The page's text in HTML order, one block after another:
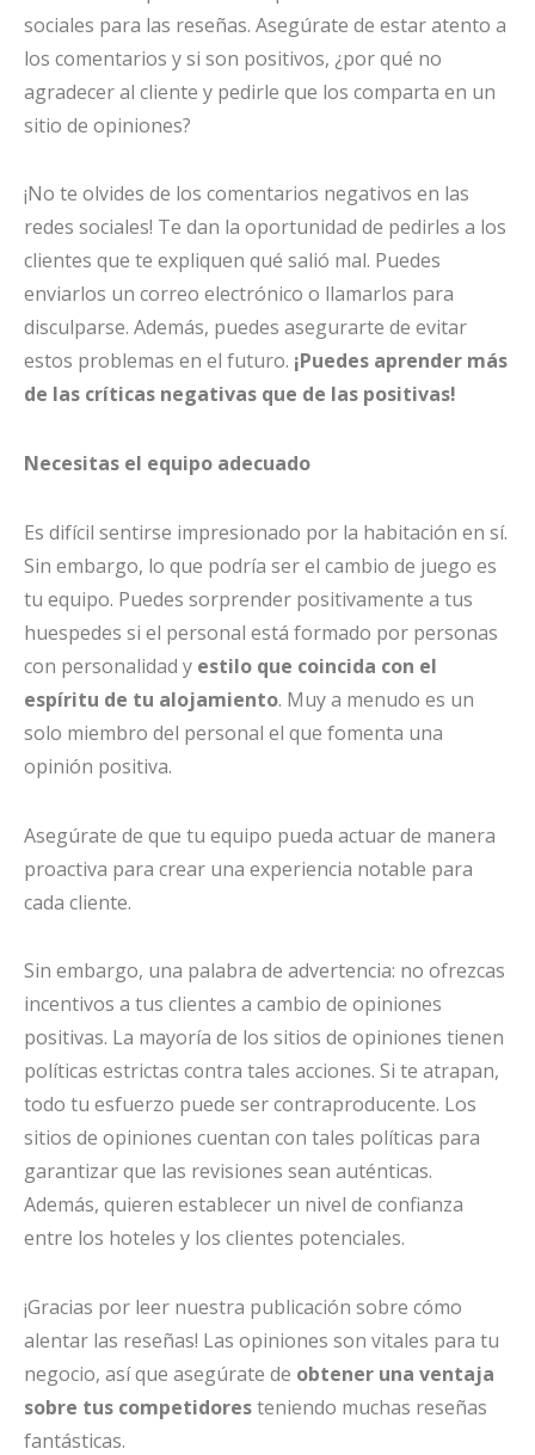
sociales para las reseñas. Asegúrate de estar atento a
los comentarios y si son positivos, ¿por qué no
agradecer al cliente y pedirle que los comparta en un
sitio de opiniones?
¡No te olvides de los comentarios negativos en las
redes sociales! Te dan la oportunidad de pedirles a los
clientes que te expliquen qué salió mal. Puedes
enviarlos un correo electrónico o llamarlos para
disculparse. Además, puedes asegurarte de evitar
estos problemas en el futuro. ¡Puedes aprender más
de las críticas negativas que de las positivas!
Necesitas el equipo adecuado
Es difícil sentirse impresionado por la habitación en sí.
Sin embargo, lo que podría ser el cambio de juego es
tu equipo. Puedes sorprender positivamente a tus
huespedes si el personal está formado por personas
con personalidad y estilo que coincida con el
espíritu de tu alojamiento. Muy a menudo es un
solo miembro del personal el que fomenta una
opinión positiva.
Asegúrate de que tu equipo pueda actuar de manera
proactiva para crear una experiencia notable para
cada cliente.
Sin embargo, una palabra de advertencia: no ofrezcas
incentivos a tus clientes a cambio de opiniones
positivas. La mayoría de los sitios de opiniones tienen
políticas estrictas contra tales acciones. Si te atrapan,
todo tu esfuerzo puede ser contraproducente. Los
sitios de opiniones cuentan con tales políticas para
garantizar que las revisiones sean auténticas.
Además, quieren establecer un nivel de confianza
entre los hoteles y los clientes potenciales.
¡Gracias por leer nuestra publicación sobre cómo
alentar las reseñas! Las opiniones son vitales para tu
negocio, así que asegúrate de obtener una ventaja
sobre tus competidoresteniendo muchas reseñas
fantásticas.